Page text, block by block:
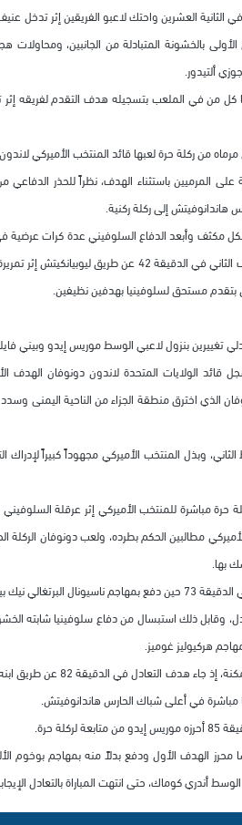
الثانية العشرين واحتك لاعبو الفريقين إثر
الأولى بالخشونة المتبادلة من الجانبين،
ألتيدور.
فالتر بيرسا كل من في الملعب بتسجيله هدف التقدم
من ركلة حرة لعبها قائد المنتخب الأميركي
إلى ركلة ركنية.
مكثف وأبعد الدفاع السلوفيني عدة كرات
الأميركية التامة صعق المنتخب السلوفيني منافسيه
بتقدم مستحق لسلوفينيا بهدفين نظيفين.
تغييرين بنزول لاعبي الوسط موريس إيدو وبيني
حين سجل قائد الولايات المتحدة لاندون دونوفان
الذي اخترق منطقة الجزاء من الناحية اليمنى
وبذل المنتخب الأميركي مجهوداً كبيراً
ركلة حرة مباشرة للمنتخب الأميركي إثر عرقلة
مطالبين الحكم بطرده، ولعب دونوفان الركلة
بها.
زلاتان ليوبيانكيتش.
وقابل ذلك استبسال من دفاع سلوفينيا شابته
وبالفعل تحقق للمدرب بوب
في أعلى شباك الحارس هاندانوفيتش.
حرة.
الهدف الأول ودفع بدلاً منه بمهاجم بوخوم
أندري كوماك، حتى انتهت المباراة بالتعادل